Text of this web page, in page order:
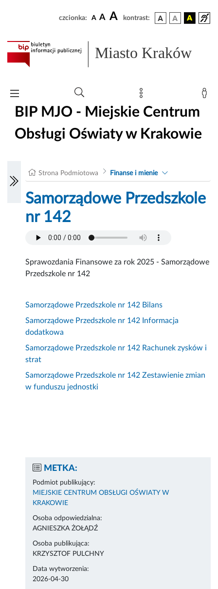
czcionka: A A A kontrast:
Miasto Kraków
BIP MJO - Miejskie Centrum
Obsługi Oświaty w Krakowie
Strona Podmiotowa Finanse i mienie
Samorządowe Przedszkole
nr 142
Sprawozdania Finansowe za rok 2025 - Samorządowe
Przedszkole nr 142
Samorządowe Przedszkole nr 142 Bilans
Samorządowe Przedszkole nr 142 Informacja
dodatkowa
Samorządowe Przedszkole nr 142 Rachunek zysków i
strat
Samorządowe Przedszkole nr 142 Zestawienie zmian
w funduszu jednostki
METKA:
Podmiot publikujący:
MIEJSKIE CENTRUM OBSŁUGI OŚWIATY W
KRAKOWIE
Osoba odpowiedzialna:
AGNIESZKA ŻOŁĄDŹ
Osoba publikująca:
KRZYSZTOF PULCHNY
Data wytworzenia:
2026-04-30